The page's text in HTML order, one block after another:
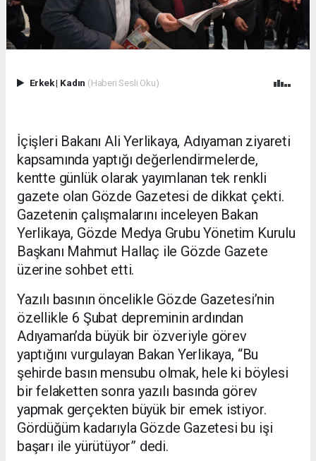
Erkek| Kadın (Haberi Sesli Oku)
İçişleri Bakanı Ali Yerlikaya, Adıyaman ziyareti
kapsamında yaptığı değerlendirmelerde,
kentte günlük olarak yayımlanan tek renkli
gazete olan Gözde Gazetesi de dikkat çekti.
Gazetenin çalışmalarını inceleyen Bakan
Yerlikaya, Gözde Medya Grubu Yönetim Kurulu
Başkanı Mahmut Hallaç ile Gözde Gazete
üzerine sohbet etti.
Yazılı basının öncelikle Gözde Gazetesi’nin
özellikle 6 Şubat depreminin ardından
Adıyaman’da büyük bir özveriyle görev
yaptığını vurgulayan Bakan Yerlikaya, “Bu
şehirde basın mensubu olmak, hele ki böylesi
bir felaketten sonra yazılı basında görev
yapmak gerçekten büyük bir emek istiyor.
Gördüğüm kadarıyla Gözde Gazetesi bu işi
başarı ile yürütüyor” dedi.